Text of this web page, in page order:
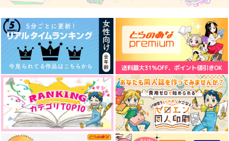
About 10 Years Later
Abyss
150円（税込）
ヴィクトル×勝生勇利
浮かれコーチははなれ
ずにそばにいたい!!
つまみ
949円（税込）
ヴィクトル×勝生勇利
犬のきもち
ガッツリお食べなさ
い！
787円（税込）
colorful box
わた
専売 787円（税込）
ユーリ!!! on ICE
one day,
noisette＋
専売 865円（税込）
ユーリ!!! on ICE
The Final Season, an
d then…
Maison de Lune
専売 2,357円